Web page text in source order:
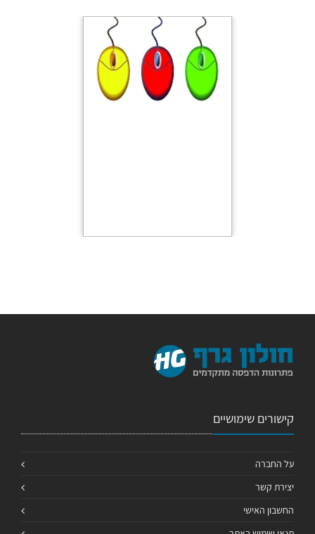
קישורים שימושיים
על החברה
יצירת קשר
החשבון האישי